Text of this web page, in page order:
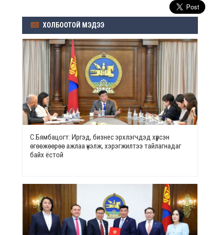
ХОЛБООТОЙ МЭДЭЭ
С.Бямбацогт: Иргэд, бизнес эрхлэгчдэд хүрсэн
өгөөжөөрөө ажлаа үнэлж, хэрэгжилтээ тайлагнадаг
байх ёстой